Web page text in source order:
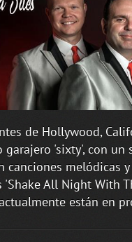
de Hollywood,
garajero 'sixty', con
canciones melódicas
'Shake All Night With
están en